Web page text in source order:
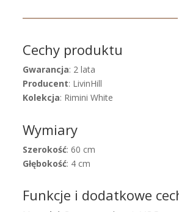
Cechy produktu
Gwarancja: 2 lata
Producent: LivinHill
Kolekcja: Rimini White
Wymiary
Szerokość: 60 cm
Głębokość: 4 cm
Funkcje i dodatkowe